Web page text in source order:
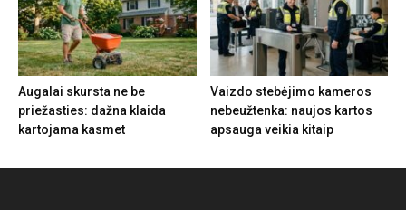
Augalai skursta ne be
priežasties: dažna klaida
kartojama kasmet
Vaizdo stebėjimo kameros
nebeužtenka: naujos kartos
apsauga veikia kitaip